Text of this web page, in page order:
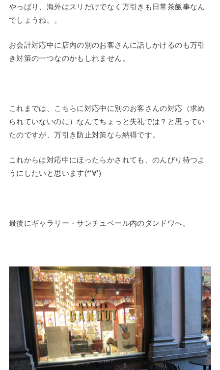
やっぱり、海外はスリだけでなく万引きも日常茶飯事なん
でしょうね。。
お会計対応中に店内の別のお客さんに話しかけるのも万引
き対策の一つなのかもしれません。
これまでは、こちらに対応中に別のお客さんの対応（求め
られていないのに）なんてちょっと失礼では？と思ってい
たのですが、万引き防止対策なら納得です。
これからは対応中にほったらかされても、のんびり待つよ
うにしたいと思います(*‘∀‘)
最後にギャラリー・サンチュベール内のダンドワへ。